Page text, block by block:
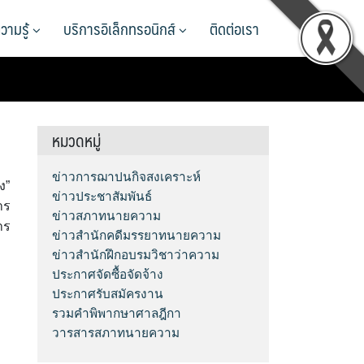
ามรู้ บริการอิเล็กทรอนิกส์ ติดต่อเรา
หมวดหมู่
ข่าวการฌาปนกิจสงเคราะห์
ข่าวประชาสัมพันธ์
ข่าวสภาทนายความ
ข่าวสำนักคดีมรรยาทนายความ
ข่าวสำนักฝึกอบรมวิชาว่าความ
ประกาศจัดซื้อจัดจ้าง
ประกาศรับสมัครงาน
รวมคำพิพากษาศาลฎีกา
วารสารสภาทนายความ